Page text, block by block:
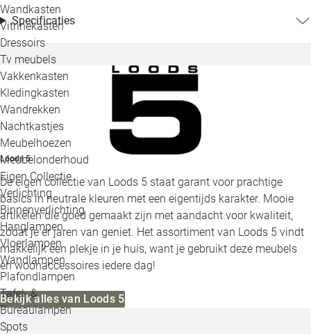
Wandkasten
Vitrinekasten
Dressoirs
Tv meubels
Vakkenkasten
Kledingkasten
Wandrekken
Nachtkastjes
Meubelhoezen
Meubelonderhoud
Eigen Collectie
Verlichting
Binnenverlichting
Hanglampen
Vloerlampen
Wandlampen
Plafondlampen
Tafel- &
Bureaulampen
Spots
Specificaties
Loods 5
De eigen collectie van Loods 5 staat garant voor prachtige
basics in neutrale kleuren met een eigentijds karakter. Mooie
artikelen die goed gemaakt zijn met aandacht voor kwaliteit,
zodat je er jaren van geniet. Het assortiment van Loods 5 vindt
makkelijk een plekje in je huis, want je gebruikt deze meubels
en woonaccessoires iedere dag!
Bekijk alles van Loods 5